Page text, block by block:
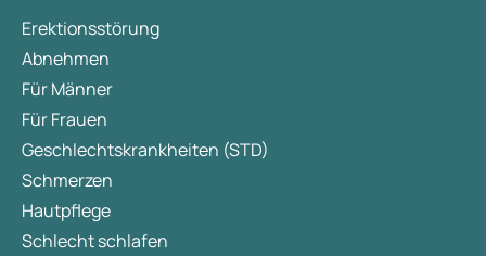
Erektionsstörung
Abnehmen
Für Männer
Für Frauen
Geschlechtskrankheiten (STD)
Schmerzen
Hautpflege
Schlecht schlafen